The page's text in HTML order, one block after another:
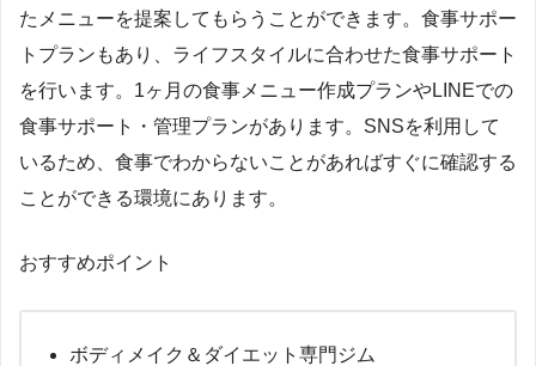
たメニューを提案してもらうことができます。食事サポー
トプランもあり、ライフスタイルに合わせた食事サポート
を行います。1ヶ月の食事メニュー作成プランやLINEでの
食事サポート・管理プランがあります。SNSを利用して
いるため、食事でわからないことがあればすぐに確認する
ことができる環境にあります。
おすすめポイント
ボディメイク＆ダイエット専門ジム